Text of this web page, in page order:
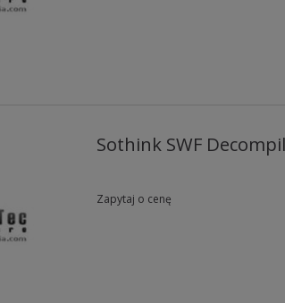
Sothink SWF
Zapytaj o cenę